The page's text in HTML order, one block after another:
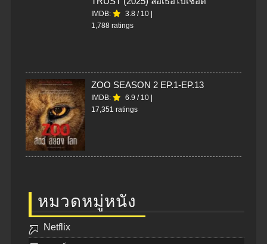
IMDB: 3.8 / 10 |
1,788 ratings
ZOO SEASON 2 EP.1-EP.13
IMDB: 6.9 / 10 |
17,351 ratings
หมวดหมู่หนัง
Netflix